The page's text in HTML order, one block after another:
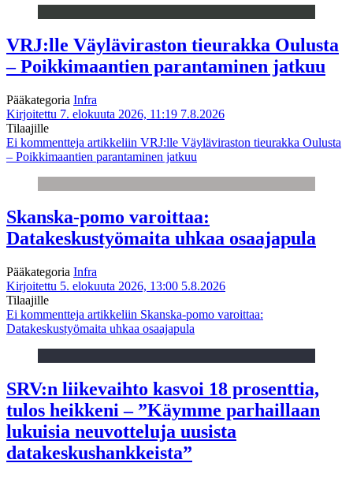
VRJ:lle Väyläviraston tieurakka Oulusta
– Poikkimaantien parantaminen jatkuu
Pääkategoria Infra
Kirjoitettu 7. elokuuta 2026, 11:19 7.8.2026
Tilaajille
Ei kommentteja artikkeliin VRJ:lle Väyläviraston tieurakka Oulusta
– Poikkimaantien parantaminen jatkuu
Skanska-pomo varoittaa:
Datakeskustyömaita uhkaa osaajapula
Pääkategoria Infra
Kirjoitettu 5. elokuuta 2026, 13:00 5.8.2026
Tilaajille
Ei kommentteja artikkeliin Skanska-pomo varoittaa:
Datakeskustyömaita uhkaa osaajapula
SRV:n liikevaihto kasvoi 18 prosenttia,
tulos heikkeni – ”Käymme parhaillaan
lukuisia neuvotteluja uusista
datakeskushankkeista”